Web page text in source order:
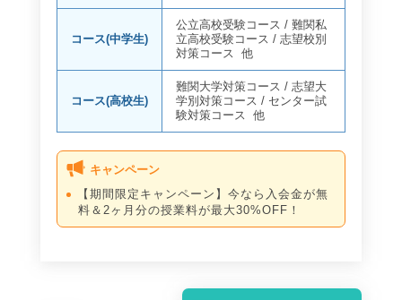
コース(中学生)
公立高校受験コース /難関私
立高校受験コース /志望校別
対策コース 他
コース(高校生)
難関大学対策コース /志望大
学別対策コース /センター試
験対策コース 他
キャンペーン
【期間限定キャンペーン】今なら入会金が無
料＆2ヶ月分の授業料が最大30%OFF！